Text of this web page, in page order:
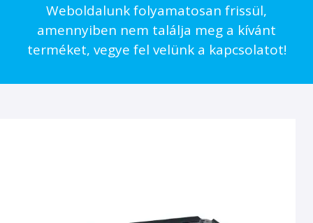
Weboldalunk folyamatosan frissül,
amennyiben nem találja meg a kívánt
terméket, vegye fel velünk a kapcsolatot!